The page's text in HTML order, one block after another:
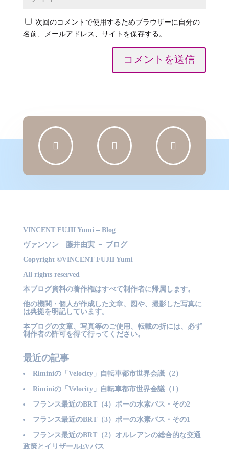
次回のコメントで使用するためブラウザーに自分の
名前、メールアドレス、サイトを保存する。
コメントを送信
  
VINCENT FUJII Yumi – Blog
ヴァンソン 藤井由実 － ブログ
Copyright ©VINCENT FUJII Yumi
All rights reserved
本ブログ資料の著作権はすべて制作者に帰属します。
他の機関・個人が作成した文章、図や、撮影した写真に
は典拠を明記しています。
本ブログの文章、写真等のご使用、転載の折には、必ず
制作者の許可を得て行ってください。
最近の記事
Riminiの「Velocity」自転車都市世界会議（2）
Riminiの「Velocity」自転車都市世界会議（1）
フランス最近のBRT（4）ポーの水素バス・その2
フランス最近のBRT（3）ポーの水素バス・その1
フランス最近のBRT（2）オルレアンの総合的な交通
政策とイリザールEVバス